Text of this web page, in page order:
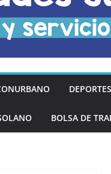
DEPORTES
BOLSA DE